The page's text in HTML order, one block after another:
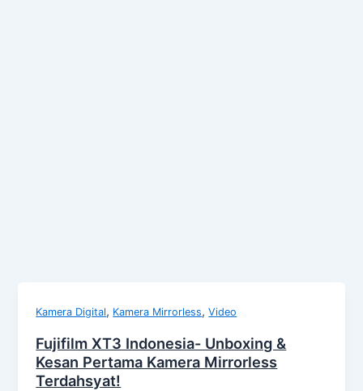
Kamera Digital, Kamera Mirrorless,Video
Fujifilm XT3 Indonesia- Unboxing &
Kesan Pertama Kamera Mirrorless
Terdahsyat!